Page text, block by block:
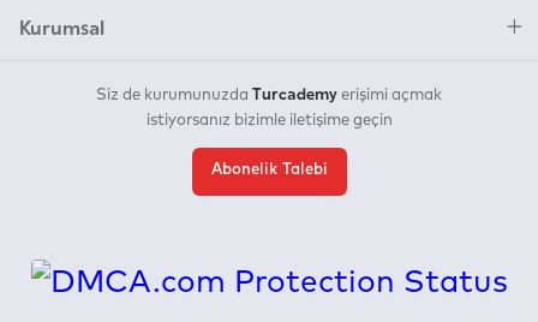
Kurumsal
Siz de kurumunuzda Turcademy erişimi açmak
istiyorsanız bizimle iletişime geçin
Abonelik Talebi